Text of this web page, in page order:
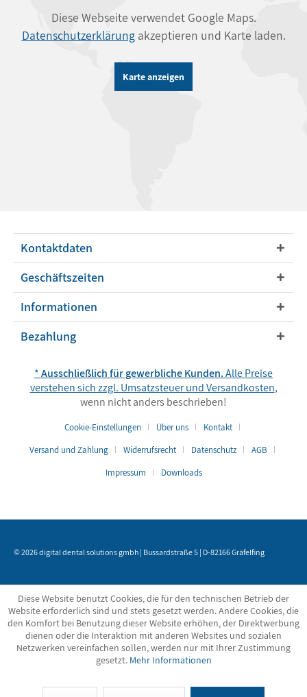
Diese Webseite verwendet Google Maps.
Datenschutzerklärungakzeptieren und Karte laden.
Karte anzeigen
Kontaktdaten
Geschäftszeiten
Informationen
Bezahlung
*Ausschließlich für gewerbliche Kunden.Alle Preise
verstehen sich zzgl. Umsatzsteuer undVersandkosten,
wenn nicht anders beschrieben!
Cookie-Einstellungen Über uns
Kontakt
Versand und Zahlung
Widerrufsrecht Datenschutz
AGB
Impressum
Downloads
© 2026 digital dental solutions gmbh | Bussardstraße 5 | D-82166 Gräfelfing
Diese Website benutzt Cookies, die für den technischen Betrieb der
Website erforderlich sind und stets gesetzt werden. Andere Cookies, die
den Komfort bei Benutzung dieser Website erhöhen, der Direktwerbung
dienen oder die Interaktion mit anderen Websites und sozialen
Netzwerken vereinfachen sollen, werden nur mit Ihrer Zustimmung
gesetzt. Mehr Informationen